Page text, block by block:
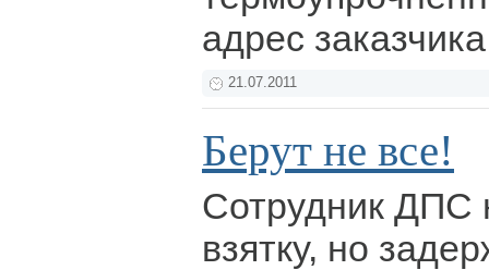
адрес
21.07.2011
Берут не все!
Сотрудник ДПС
взятку, но